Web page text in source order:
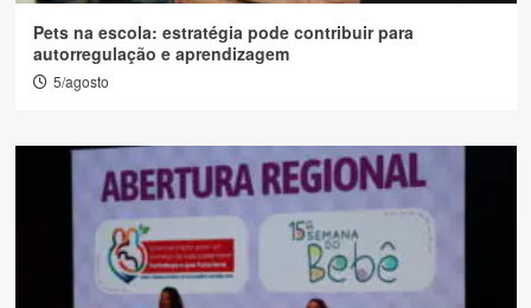
Pets na escola: estratégia pode contribuir para
autorregulação e aprendizagem
5/agosto